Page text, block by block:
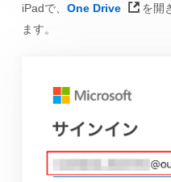
iPadで、 One Drive
を開
ます。